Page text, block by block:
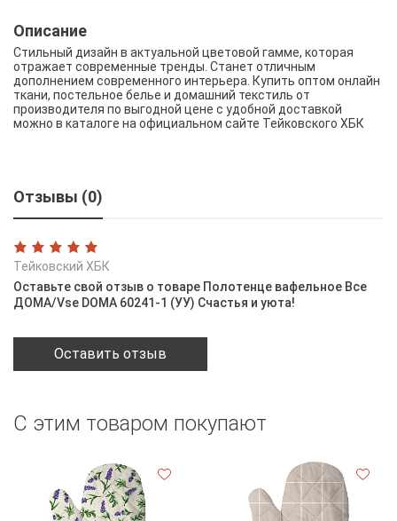
Описание
Стильный дизайн в актуальной цветовой гамме, которая
отражает современные тренды. Станет отличным
дополнением современного интерьера. Купить оптом онлайн
ткани, постельное белье и домашний текстиль от
производителя по выгодной цене с удобной доставкой
можно в каталоге на официальном сайте Тейковского ХБК
Отзывы (0)
Тейковский ХБК
Оставьте свой отзыв о товаре Полотенце вафельное Все
ДОМА/Vse DOMA 60241-1 (УУ) Счастья и уюта!
Оставить отзыв
С этим товаром покупают